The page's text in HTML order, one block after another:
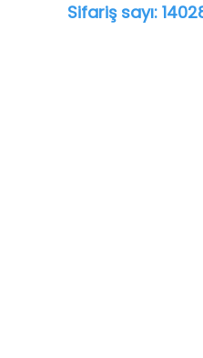
Sifariş sayı: